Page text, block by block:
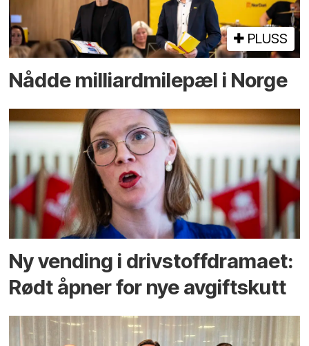
PLUSS
Nådde milliard­­milepæl i Norge
Ny vending i drivstoffdramaet:
Rødt åpner for nye avgiftskutt